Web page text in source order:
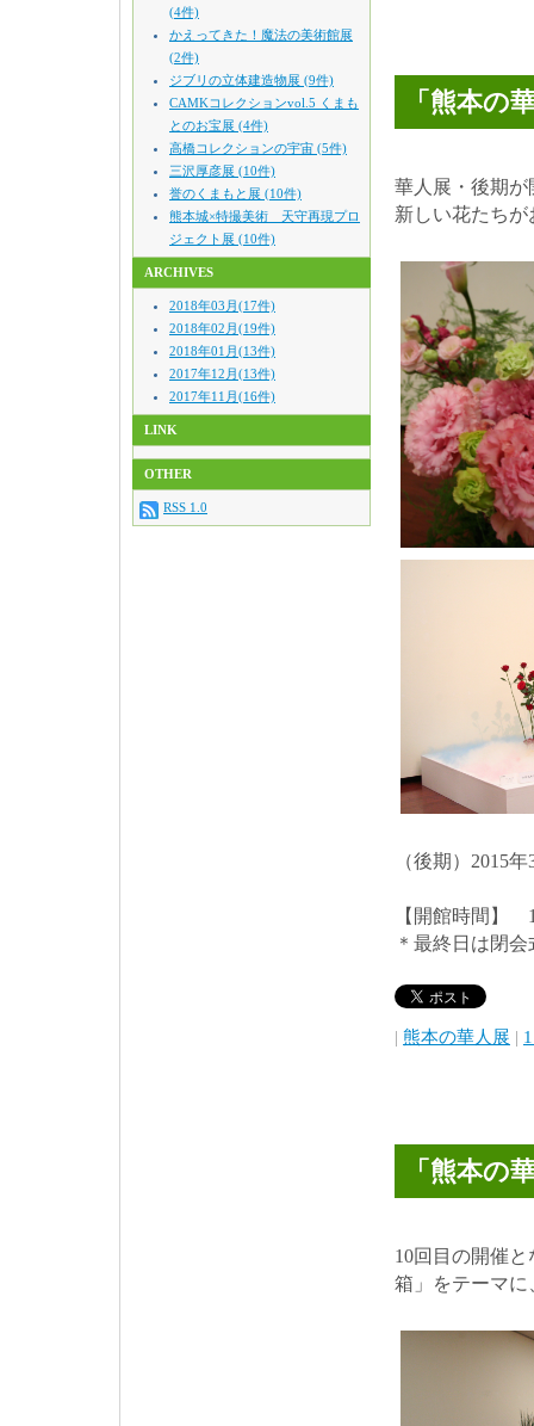
(4件)
かえってきた！魔法の美術館展
(2件)
ジブリの立体建造物展 (9件)
CAMKコレクションvol.5 くまも
とのお宝展 (4件)
高橋コレクションの宇宙 (5件)
三沢厚彦展 (10件)
誉のくまもと展 (10件)
熊本城×特撮美術 天守再現プロ
ジェクト展 (10件)
ARCHIVES
2018年03月(17件)
2018年02月(19件)
2018年01月(13件)
2017年12月(13件)
2017年11月(16件)
LINK
OTHER
RSS 1.0
「熊本の
華人展・後期
新しい花たち
（後期）2015
【開館時間】
＊最終日は閉
| 熊本の華人展 |
「熊本の
10回目の開催
箱」をテーマ